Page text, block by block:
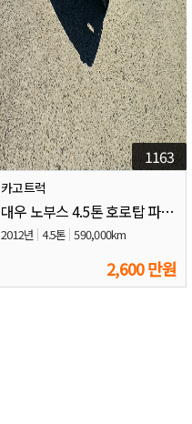
1163
카고트럭
대우 노부스 4.5톤 호로탑 파워게이트
2012년 4.5톤 590,000km
2,600 만원